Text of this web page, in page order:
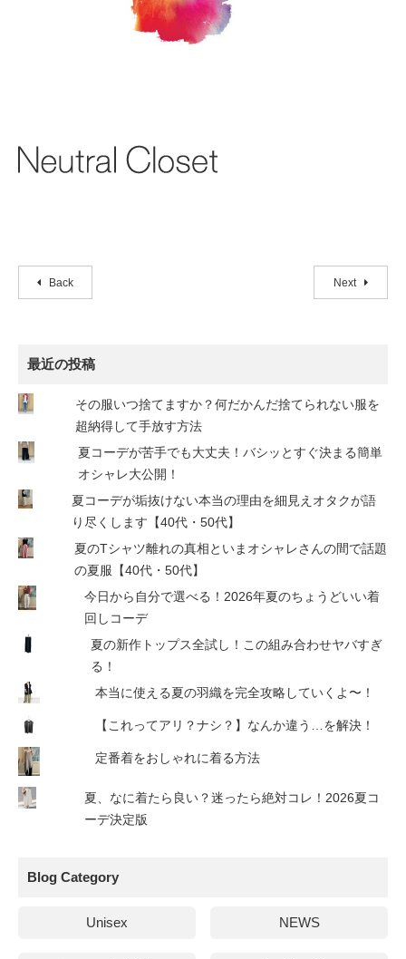
Back Next
最近の投稿
その服いつ捨てますか？何だかんだ捨てられない服を
超納得して手放す方法
夏コーデが苦手でも大丈夫！バシッとすぐ決まる簡単
オシャレ大公開！
夏コーデが垢抜けない本当の理由を細見えオタクが語
り尽くします【40代・50代】
夏のTシャツ離れの真相といまオシャレさんの間で話題
の夏服【40代・50代】
今日から自分で選べる！2026年夏のちょうどいい着
回しコーデ
夏の新作トップス全試し！この組み合わせヤバすぎ
る！
本当に使える夏の羽織を完全攻略していくよ〜！
【これってアリ？ナシ？】なんか違う…を解決！
定番着をおしゃれに着る方法
夏、なに着たら良い？迷ったら絶対コレ！2026夏コ
ーデ決定版
Blog Category
Unisex NEWS